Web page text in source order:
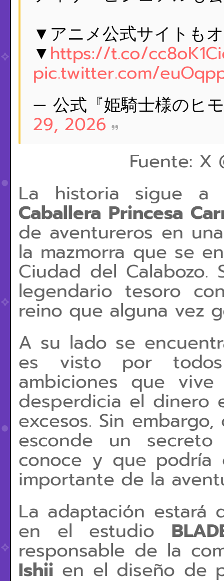
▼アニメ公式サイトも
▼https://t.co/
pic.twitter.com/
— 公式『姫騎士様のヒ
29, 2026
Fuente: X
La historia sigue
Caballera Princesa
de aventureros en
la mazmorra que se
Ciudad del
legendario tesoro
reino que alguna vez
A su lado se
es visto por
ambiciones que
desperdicia el dinero
excesos. Sin
esconde un
conoce y que podría
importante de la
La adaptación
en el estudio
responsable de la
Ishii en el diseño de